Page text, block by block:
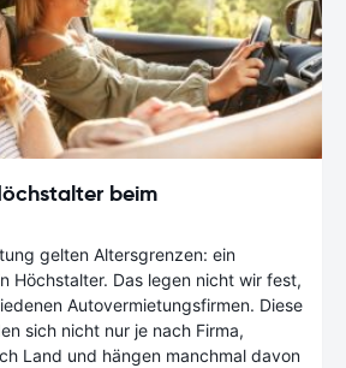
beim
gelten Altersgrenzen: ein
Höchstalter. Das legen nicht wir fest,
Autovermietungsfirmen. Diese
sich nicht nur je nach Firma,
Land und hängen manchmal davon